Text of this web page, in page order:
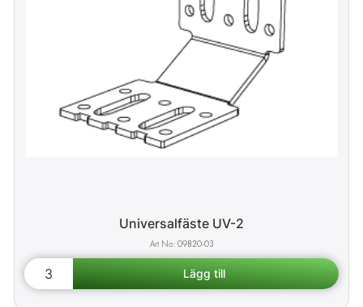
Universalfäste UV-2
09820-03